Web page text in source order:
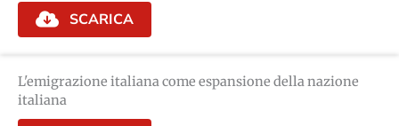
SCARICA
L'emigrazione italiana come espansione della nazione
italiana